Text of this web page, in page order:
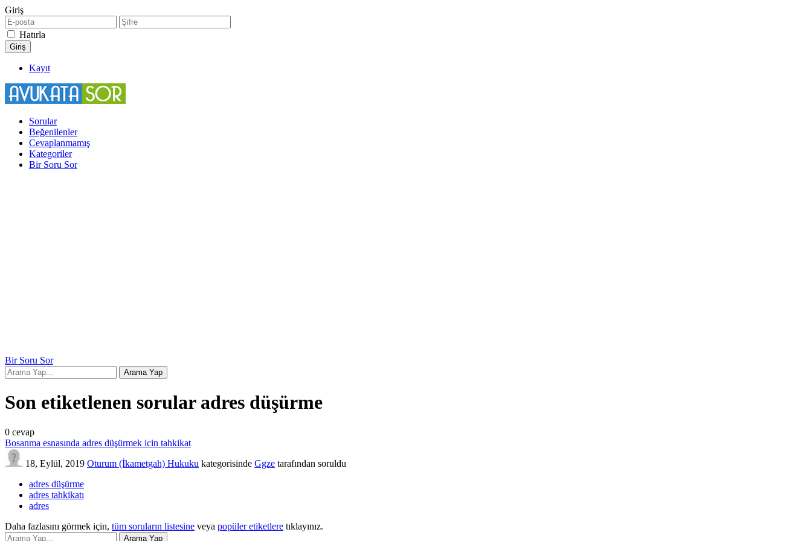
Giriş
Hatırla
Kayıt
Sorular
Beğenilenler
Cevaplanmamış
Kategoriler
Bir Soru Sor
Bir Soru Sor
Son etiketlenen sorular adres düşürme
0 cevap
Bosanma esnasında adres düşürmek icin tahkikat
18, Eylül, 2019 Oturum (İkametgah) Hukuku kategorisinde Ggze tarafından soruldu
adres düşürme
adres tahkikatı
adres
Daha fazlasını görmek için, tüm soruların listesine veya popüler etiketlere tıklayınız.